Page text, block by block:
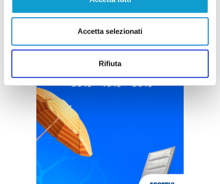
Accetta selezionati
Rifiuta